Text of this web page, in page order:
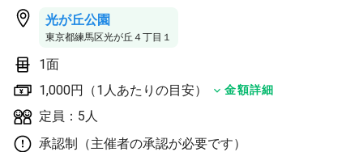
光が丘公園
東京都練馬区光が丘４丁目１
1面
1,000円（1人あたりの目安）
金額詳細
定員：5人
承認制（主催者の承認が必要です）